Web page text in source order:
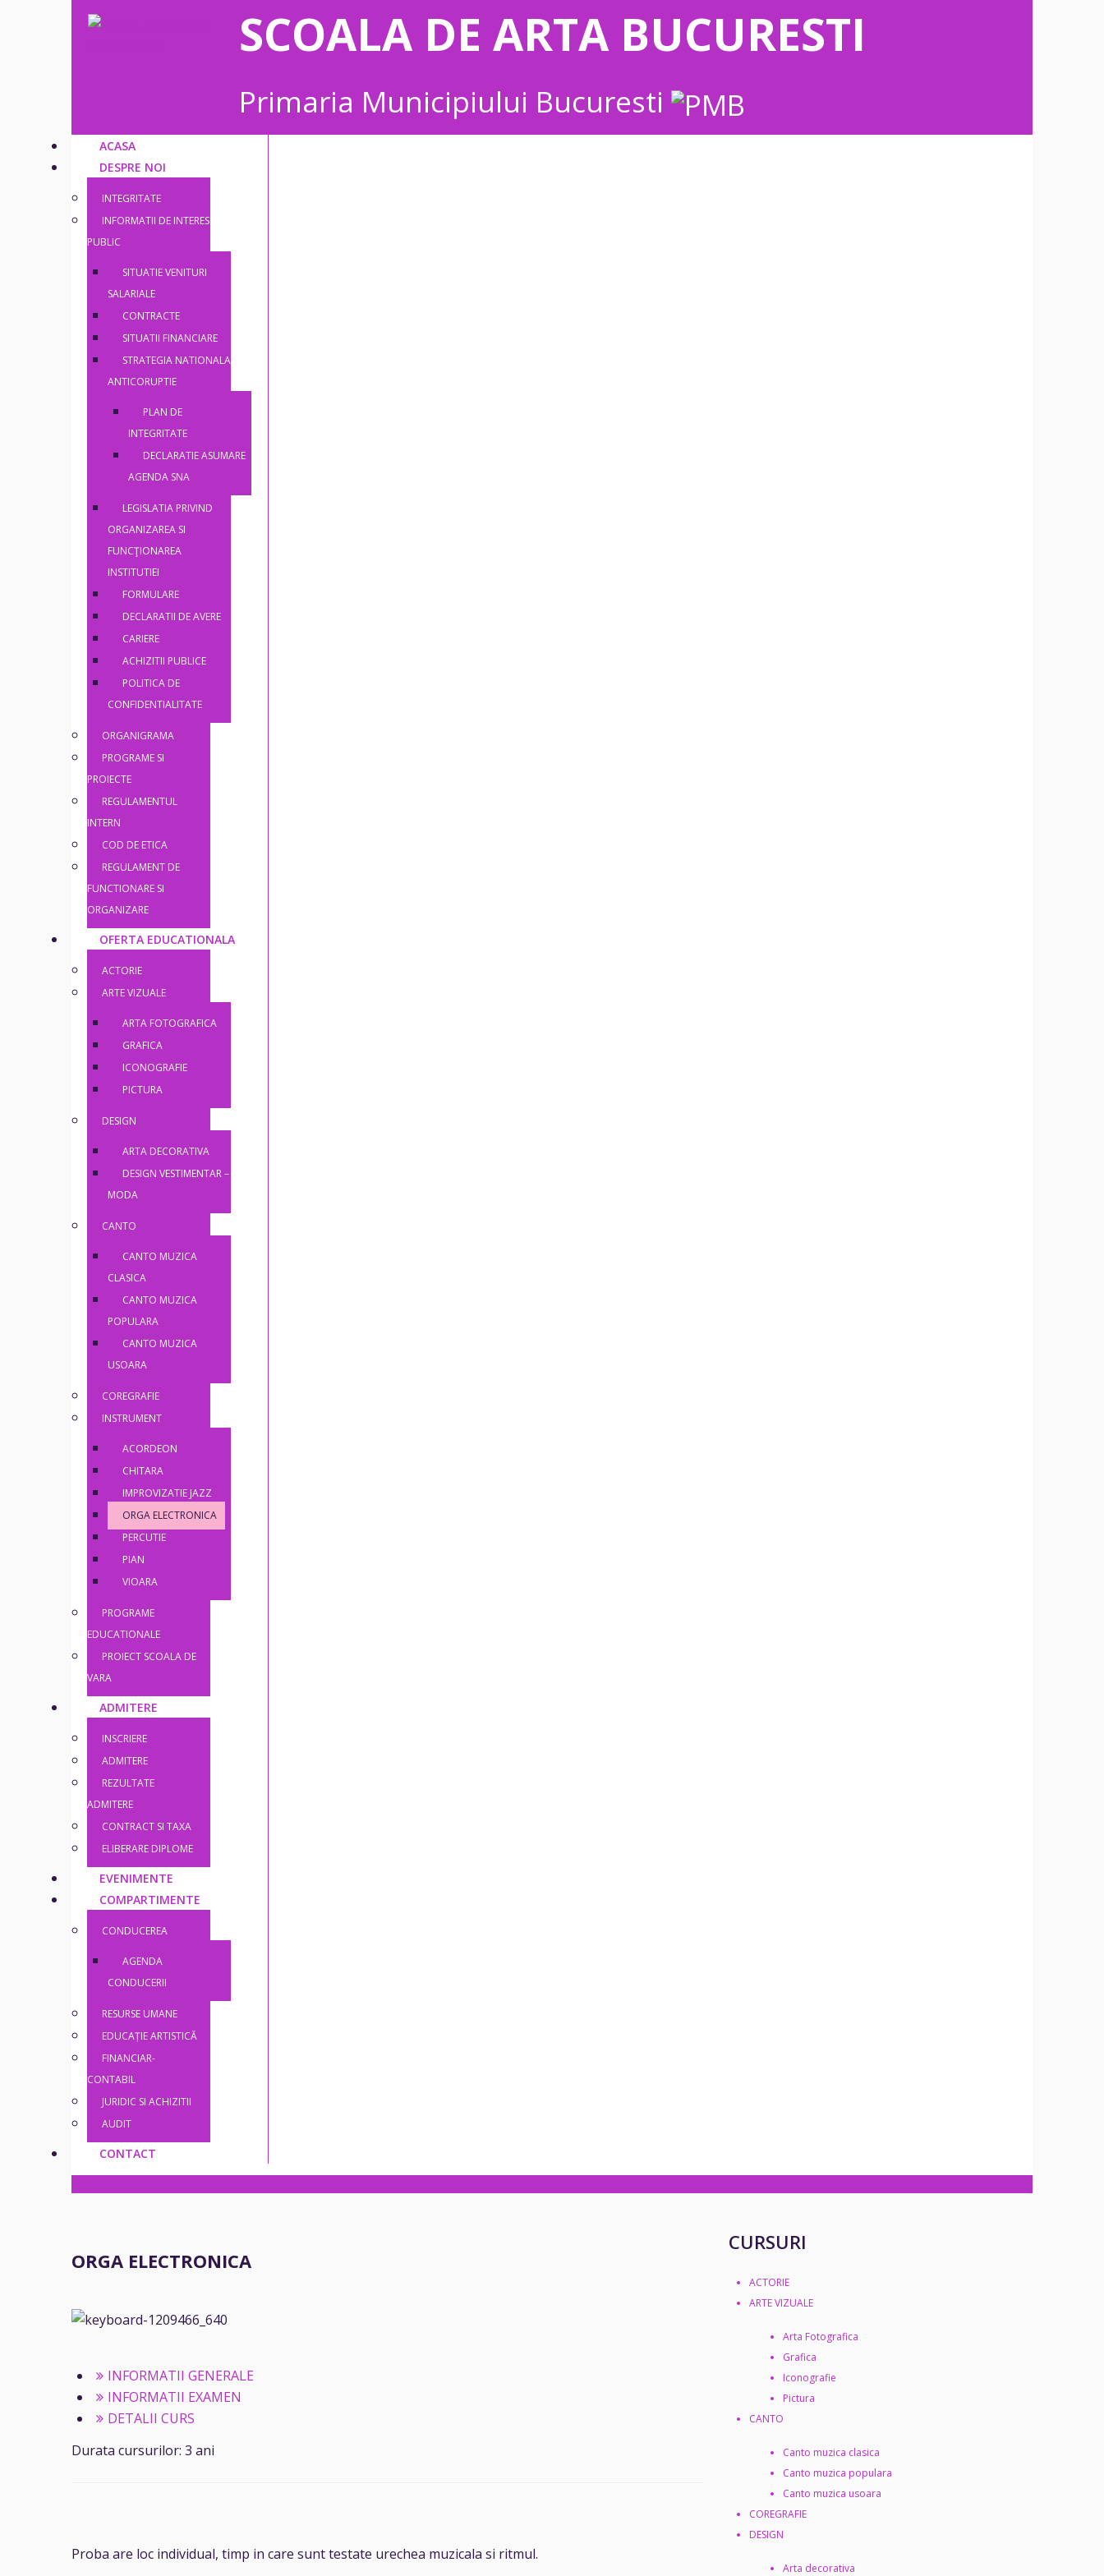
SCOALA DE ARTA BUCURESTI
Primaria Municipiului Bucuresti
ACASA
DESPRE NOI
INTEGRITATE
INFORMATII DE INTERES
PUBLIC
SITUATIE VENITURI
SALARIALE
CONTRACTE
SITUATII FINANCIARE
STRATEGIA NATIONALA
ANTICORUPTIE
PLAN DE
INTEGRITATE
DECLARATIE ASUMARE
AGENDA SNA
LEGISLATIA PRIVIND
ORGANIZAREA SI
FUNCŢIONAREA
INSTITUTIEI
FORMULARE
DECLARATII DE AVERE
CARIERE
ACHIZITII PUBLICE
POLITICA DE
CONFIDENTIALITATE
ORGANIGRAMA
PROGRAME SI
PROIECTE
REGULAMENTUL
INTERN
COD DE ETICA
REGULAMENT DE
FUNCTIONARE SI
ORGANIZARE
OFERTA EDUCATIONALA
ACTORIE
ARTE VIZUALE
ARTA FOTOGRAFICA
GRAFICA
ICONOGRAFIE
PICTURA
DESIGN
ARTA DECORATIVA
DESIGN VESTIMENTAR –
MODA
CANTO
CANTO MUZICA
CLASICA
CANTO MUZICA
POPULARA
CANTO MUZICA
USOARA
COREGRAFIE
INSTRUMENT
ACORDEON
CHITARA
IMPROVIZATIE JAZZ
ORGA ELECTRONICA
PERCUTIE
PIAN
VIOARA
PROGRAME
EDUCATIONALE
PROIECT SCOALA DE
VARA
ADMITERE
INSCRIERE
ADMITERE
REZULTATE
ADMITERE
CONTRACT SI TAXA
ELIBERARE DIPLOME
EVENIMENTE
COMPARTIMENTE
CONDUCEREA
AGENDA
CONDUCERII
RESURSE UMANE
EDUCAȚIE ARTISTICĂ
FINANCIAR-
CONTABIL
JURIDIC SI ACHIZITII
AUDIT
CONTACT
ORGA ELECTRONICA
INFORMATII GENERALE
INFORMATII EXAMEN
DETALII CURS
Durata cursurilor: 3 ani
Proba are loc individual, timp in care sunt testate urechea muzicala si ritmul.
CURSURI
ACTORIE
ARTE VIZUALE
Arta Fotografica
Grafica
Iconografie
Pictura
CANTO
Canto muzica clasica
Canto muzica populara
Canto muzica usoara
COREGRAFIE
DESIGN
Arta decorativa